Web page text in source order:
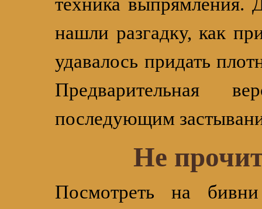
нашли разгадку, как
удавалось придать
Предварительная
последующим
Не
Посмотреть на